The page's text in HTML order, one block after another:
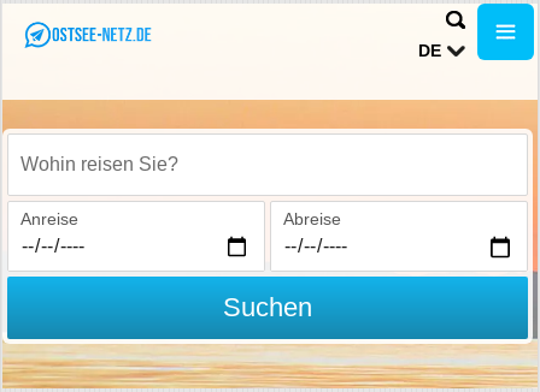
DE
Wohin reisen Sie?
Anreise Abreise
Suchen